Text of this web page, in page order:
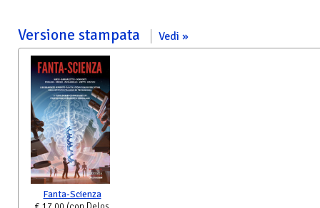
Versione stampata Vedi
Fanta-Scienza